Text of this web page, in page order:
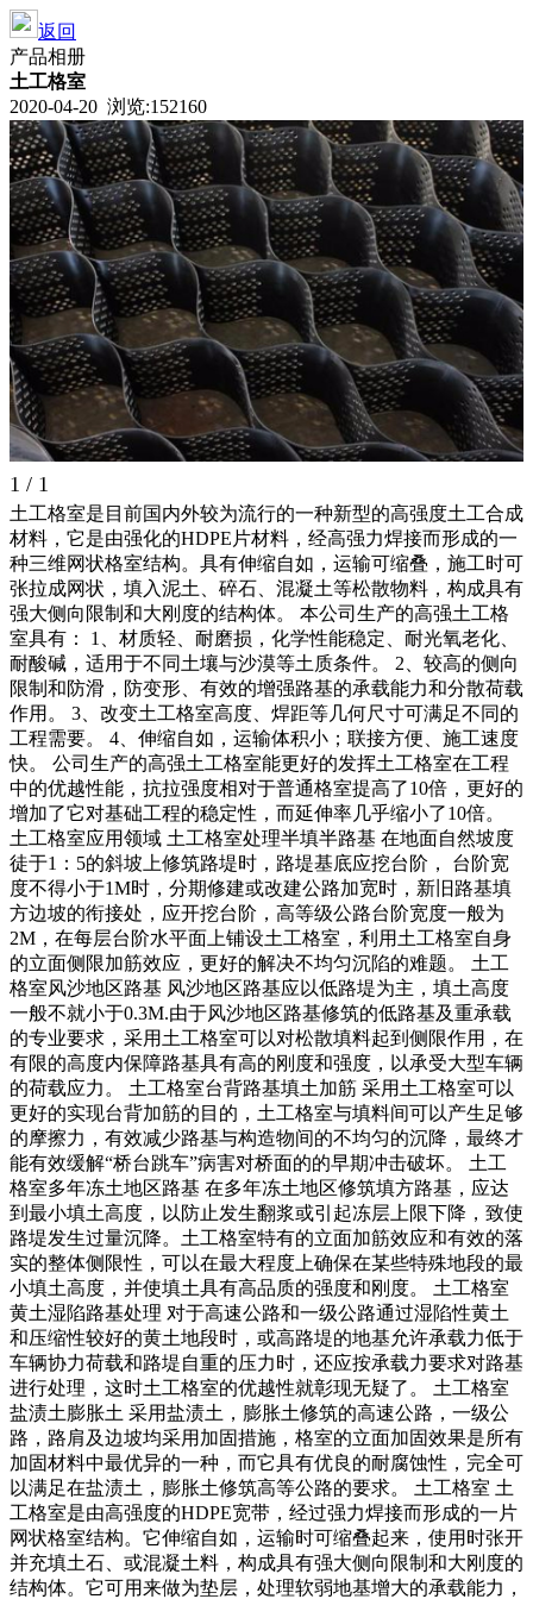
返回
产品相册
土工格室
2020-04-20 浏览:152160
1 / 1
土工格室是目前国内外较为流行的一种新型的高强度土工合成
材料，它是由强化的HDPE片材料，经高强力焊接而形成的一
种三维网状格室结构。具有伸缩自如，运输可缩叠，施工时可
张拉成网状，填入泥土、碎石、混凝土等松散物料，构成具有
强大侧向限制和大刚度的结构体。 本公司生产的高强土工格
室具有： 1、材质轻、耐磨损，化学性能稳定、耐光氧老化、
耐酸碱，适用于不同土壤与沙漠等土质条件。 2、较高的侧向
限制和防滑，防变形、有效的增强路基的承载能力和分散荷载
作用。 3、改变土工格室高度、焊距等几何尺寸可满足不同的
工程需要。 4、伸缩自如，运输体积小；联接方便、施工速度
快。 公司生产的高强土工格室能更好的发挥土工格室在工程
中的优越性能，抗拉强度相对于普通格室提高了10倍，更好的
增加了它对基础工程的稳定性，而延伸率几乎缩小了10倍。
土工格室应用领域 土工格室处理半填半路基 在地面自然坡度
徒于1：5的斜坡上修筑路堤时，路堤基底应挖台阶， 台阶宽
度不得小于1M时，分期修建或改建公路加宽时，新旧路基填
方边坡的衔接处，应开挖台阶，高等级公路台阶宽度一般为
2M，在每层台阶水平面上铺设土工格室，利用土工格室自身
的立面侧限加筋效应，更好的解决不均匀沉陷的难题。 土工
格室风沙地区路基 风沙地区路基应以低路堤为主，填土高度
一般不就小于0.3M.由于风沙地区路基修筑的低路基及重承载
的专业要求，采用土工格室可以对松散填料起到侧限作用，在
有限的高度内保障路基具有高的刚度和强度，以承受大型车辆
的荷载应力。 土工格室台背路基填土加筋 采用土工格室可以
更好的实现台背加筋的目的，土工格室与填料间可以产生足够
的摩擦力，有效减少路基与构造物间的不均匀的沉降，最终才
能有效缓解“桥台跳车”病害对桥面的的早期冲击破坏。 土工
格室多年冻土地区路基 在多年冻土地区修筑填方路基，应达
到最小填土高度，以防止发生翻浆或引起冻层上限下降，致使
路堤发生过量沉降。土工格室特有的立面加筋效应和有效的落
实的整体侧限性，可以在最大程度上确保在某些特殊地段的最
小填土高度，并使填土具有高品质的强度和刚度。 土工格室
黄土湿陷路基处理 对于高速公路和一级公路通过湿陷性黄土
和压缩性较好的黄土地段时，或高路堤的地基允许承载力低于
车辆协力荷载和路堤自重的压力时，还应按承载力要求对路基
进行处理，这时土工格室的优越性就彰现无疑了。 土工格室
盐渍土膨胀土 采用盐渍土，膨胀土修筑的高速公路，一级公
路，路肩及边坡均采用加固措施，格室的立面加固效果是所有
加固材料中最优异的一种，而它具有优良的耐腐蚀性，完全可
以满足在盐渍土，膨胀土修筑高等公路的要求。 土工格室 土
工格室是由高强度的HDPE宽带，经过强力焊接而形成的一片
网状格室结构。它伸缩自如，运输时可缩叠起来，使用时张开
并充填土石、或混凝土料，构成具有强大侧向限制和大刚度的
结构体。它可用来做为垫层，处理软弱地基增大的承载能力，